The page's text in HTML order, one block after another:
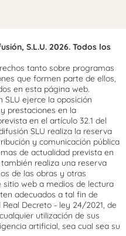
S.L.U. 2026. Todos los
tanto sobre programas
que formen parte de ellos,
en esta página web.
SLU ejerce la oposición
prestaciones en la
en el artículo 32.1 del
SLU realiza la reserva
y comunicación pública
de actualidad prevista en
también realiza una reserva
de las obras y otras
sitio web a medios de lectura
adecuados a tal fin de
Decreto - ley 24/2021, de
utilización de sus
artificial, sea cual sea su